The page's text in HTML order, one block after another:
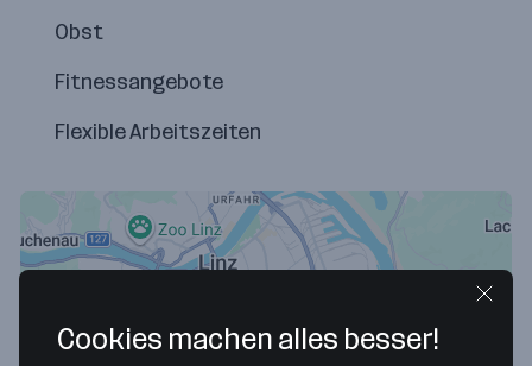
Obst
Fitnessangebote
Flexible Arbeitszeiten
Cookies machen alles besser!